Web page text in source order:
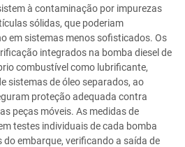
à contaminação por impurezas
sólidas, que poderiam
em sistemas menos sofisticados. Os
integrados na bomba diesel de
combustível como lubrificante,
sistemas de óleo separados, ao
proteção adequada contra
peças móveis. As medidas de
testes individuais de cada bomba
do embarque, verificando a saída de